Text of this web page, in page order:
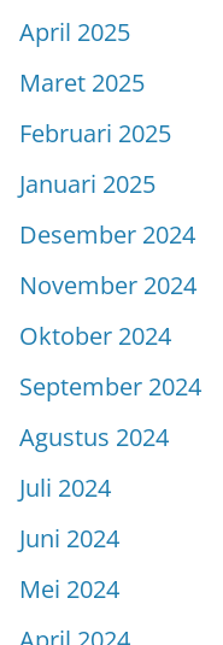
April 2025
Maret 2025
Februari 2025
Januari 2025
Desember 2024
November 2024
Oktober 2024
September 2024
Agustus 2024
Juli 2024
Juni 2024
Mei 2024